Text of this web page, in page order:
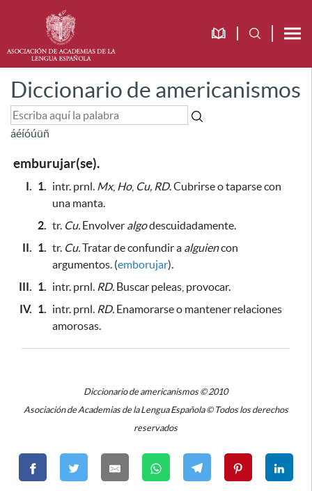
Diccionario de americanismos
áéíóúüñ
emburujar(se).
I. 1. intr. prnl. Mx, Ho, Cu, RD. Cubrirse o taparse con
una manta.
2. tr. Cu. Envolver algodescuidadamente.
II. 1. tr. Cu.Tratar de confundir a alguiencon
argumentos. (emborujar).
III. 1. intr. prnl. RD. Buscar peleas, provocar.
IV. 1. intr. prnl. RD. Enamorarse o mantener relaciones
amorosas.
Diccionario de americanismos © 2010
Asociación de Academias de la Lengua Española © Todos los derechos
reservados